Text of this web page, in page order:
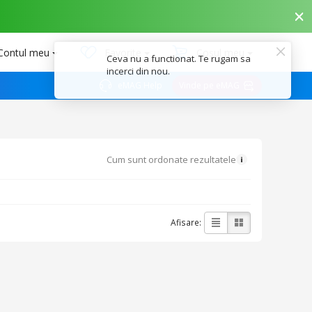
Ceva nu a functionat. Te rugam sa
incerci din nou.
meu Favorite Coșul meu
Cum sunt ordonate rezultatele
Afisare: